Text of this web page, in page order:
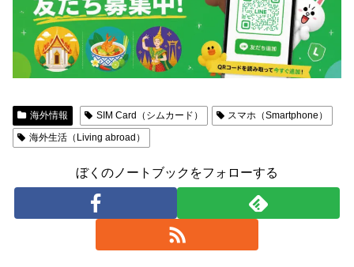
海外情報 SIM Card（シムカード）
スマホ（Smartphone）
海外生活（Living abroad）
ぼくのノートブックをフォローする